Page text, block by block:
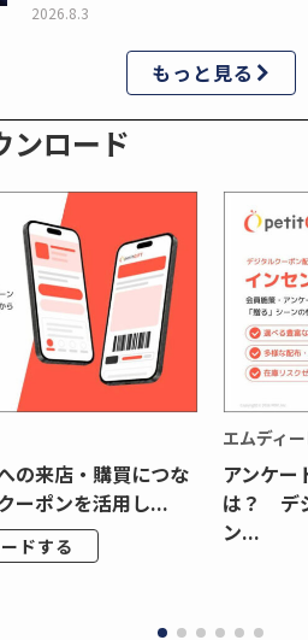
2026.8.3
もっと見る
ンロード
の来店・購買につな
ーポンを活用し...
ドする
エムディ
アンケー
は？ デ
ン...